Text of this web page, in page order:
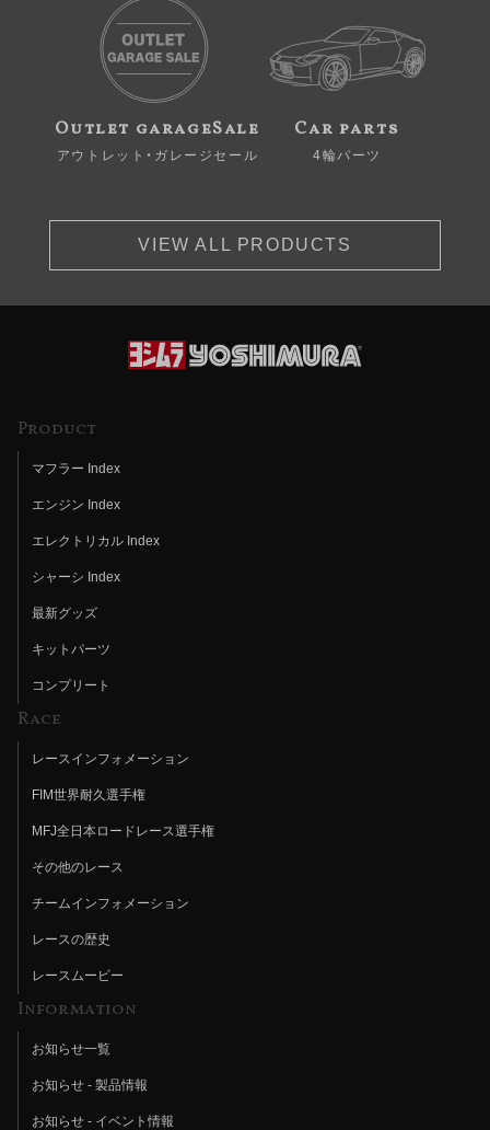
Outlet garageSale
アウトレット・ガレージセール
Car parts
4輪パーツ
VIEW ALL PRODUCTS
Product
マフラー Index
エンジン Index
エレクトリカル Index
シャーシ Index
最新グッズ
キットパーツ
コンプリート
Race
レースインフォメーション
FIM世界耐久選手権
MFJ全日本ロードレース選手権
その他のレース
チームインフォメーション
レースの歴史
レースムービー
Information
お知らせ一覧
お知らせ - 製品情報
お知らせ - イベント情報